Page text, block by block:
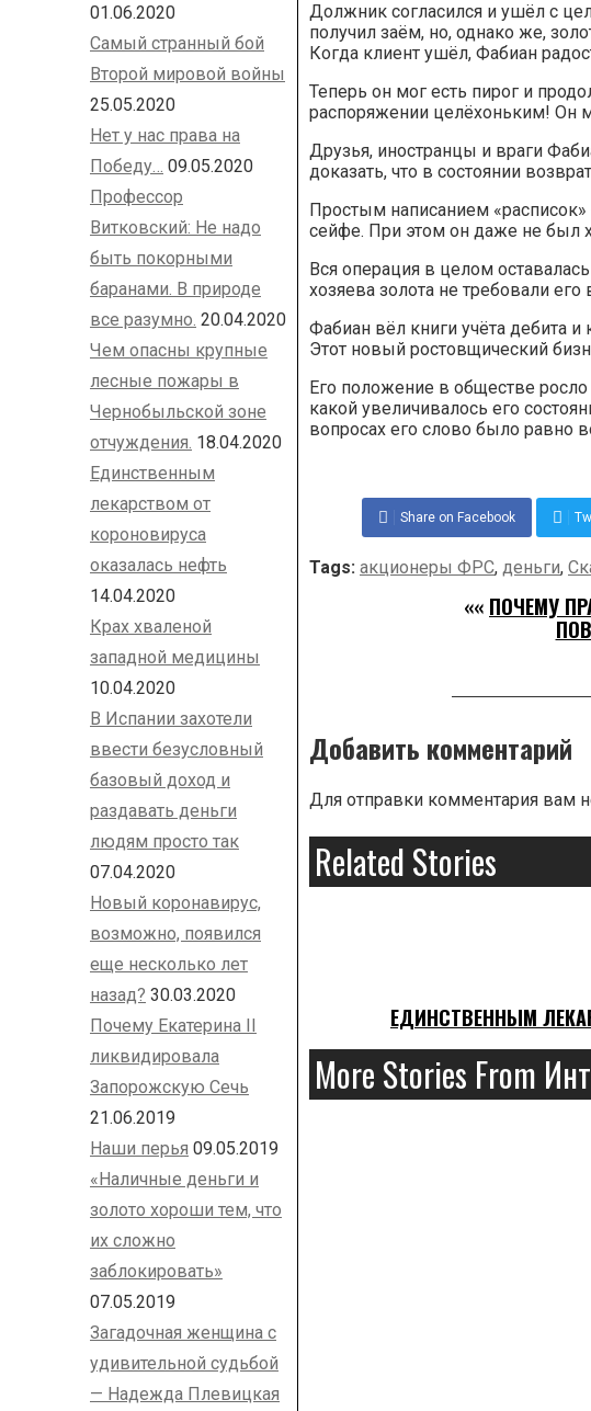
Должник согласился и ушёл с
получил заём, но, однако же,
Когда клиент ушёл, Фабиан
Теперь он мог есть пирог и
распоряжении целёхоньким! Он
Друзья, иностранцы и враги
доказать, что в состоянии
Простым написанием
сейфе. При этом он даже не был
Вся операция в целом
хозяева золота не требовали
Фабиан вёл книги учёта дебита и
Этот новый ростовщический
Его положение в обществе
какой увеличивалось его
вопросах его слово было равно
Share on Facebook
Tags: акционеры ФРС, деньги,
«« ПОЧЕМУ
Добавить комментарий
Для отправки комментария вам
Related Stories
ЕДИНСТВЕННЫМ
More Stories From
01.06.2020
Самый странный бой
Второй мировой войны
25.05.2020
Нет у нас права на
Победу…
09.05.2020
Профессор
Витковский: Не надо
быть покорными
баранами. В природе
все разумно. 20.04.2020
Чем опасны крупные
лесные пожары в
Чернобыльской зоне
отчуждения. 18.04.2020
Единственным
лекарством от
короновируса
оказалась нефть
14.04.2020
Крах хваленой
западной медицины
10.04.2020
В Испании захотели
ввести безусловный
базовый доход и
раздавать деньги
людям просто так
07.04.2020
Новый коронавирус,
возможно, появился
еще несколько лет
назад? 30.03.2020
Почему Екатерина II
ликвидировала
Запорожскую Сечь
21.06.2019
Наши перья 09.05.2019
«Наличные деньги и
золото хороши тем, что
их сложно
заблокировать»
07.05.2019
Загадочная женщина с
удивительной судьбой
— Надежда Плевицкая